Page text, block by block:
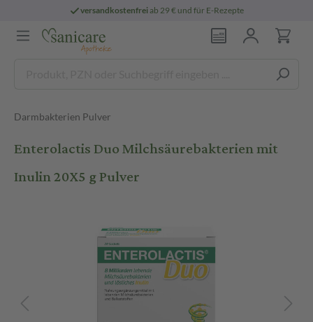
versandkostenfreiab 29 € und für E-Rezepte
Darmbakterien Pulver
Enterolactis Duo Milchsäurebakterien mit
Inulin 20X5 g Pulver